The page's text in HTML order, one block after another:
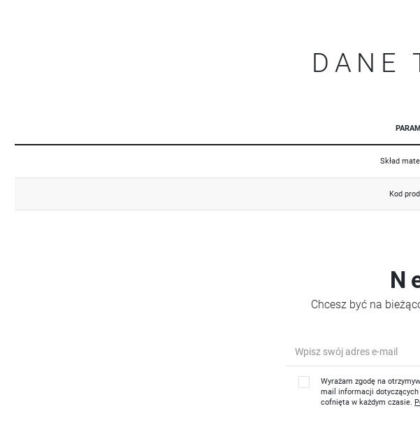
DANE
Skład
Kod
Chcesz być na
Wyrażam zgodę na
mail informacji
cofnięta w każdym czasie.